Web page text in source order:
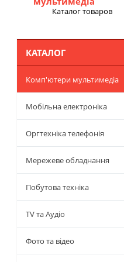
Каталог товаров
КАТАЛОГ
Комп'ютери мультимедіа
Мобільна електроніка
Оргтехніка телефонія
Мережеве обладнання
Побутова техніка
TV та Аудіо
Фото та відео